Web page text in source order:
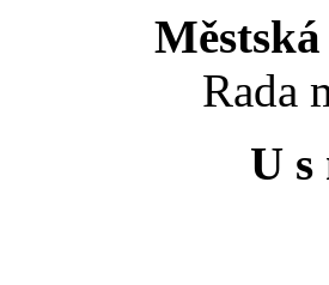
Rada
U s